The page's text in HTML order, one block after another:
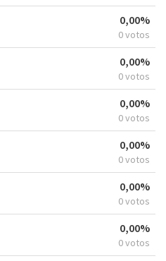
0,00%
0 votos
0,00%
0 votos
0,00%
0 votos
0,00%
0 votos
0,00%
0 votos
0,00%
0 votos